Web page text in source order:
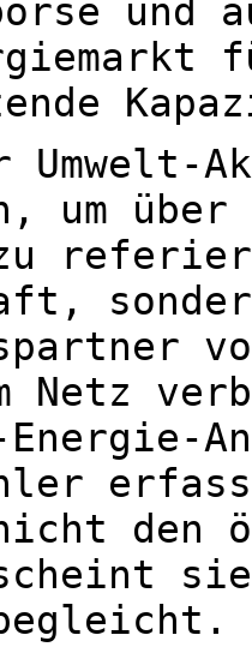
und
Umwelt-
um
Netz
Energie-
den